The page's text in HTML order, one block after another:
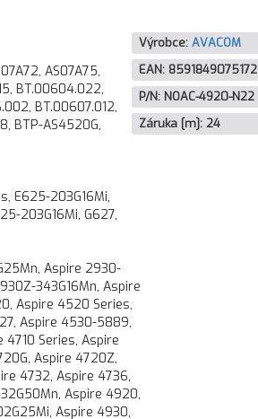
AS07A75,
BT.00604.022,
BT.00607.012,
BTP-AS4520G,
E625-203G16Mi,
203G16Mi, G627,
Aspire 2930-
343G16Mn, Aspire
Aspire 4520 Series,
Aspire 4530-5889,
Series, Aspire
Aspire 4720Z,
4732, Aspire 4736,
Aspire 4920,
Aspire 4930,
Výrobce: AVACOM
EAN: 8591849075172
P/N: NOAC-4920-N22
Záruka [m]: 24